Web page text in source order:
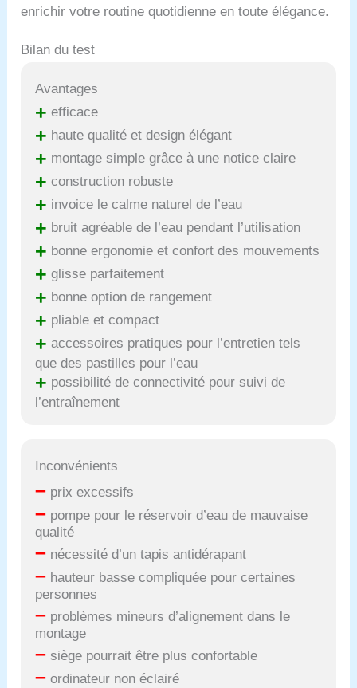
enrichir votre routine quotidienne en toute élégance.
Bilan du test
Avantages
+ efficace
+ haute qualité et design élégant
+ montage simple grâce à une notice claire
+ construction robuste
+ invoice le calme naturel de l’eau
+ bruit agréable de l’eau pendant l’utilisation
+ bonne ergonomie et confort des mouvements
+ glisse parfaitement
+ bonne option de rangement
+ pliable et compact
+ accessoires pratiques pour l’entretien tels
que des pastilles pour l’eau
+ possibilité de connectivité pour suivi de
l’entraînement
Inconvénients
– prix excessifs
– pompe pour le réservoir d’eau de mauvaise
qualité
– nécessité d’un tapis antidérapant
– hauteur basse compliquée pour certaines
personnes
– problèmes mineurs d’alignement dans le
montage
– siège pourrait être plus confortable
– ordinateur non éclairé